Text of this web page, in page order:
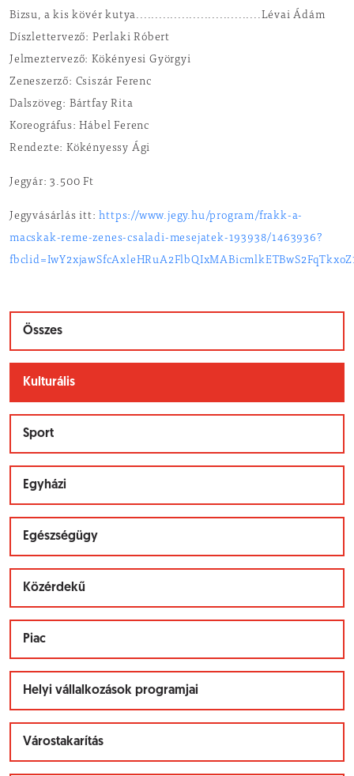
Bizsu, a kis kövér kutya.................................Lévai Ádám
Díszlettervező: Perlaki Róbert
Jelmeztervező: Kökényesi Györgyi
Zeneszerző: Csiszár Ferenc
Dalszöveg: Bártfay Rita
Koreográfus: Hábel Ferenc
Rendezte: Kökényessy Ági
Jegyár: 3.500 Ft
Jegyvásárlás itt:https://www.jegy.hu/program/frakk-a-
macskak-reme-zenes-csaladi-mesejatek-193938/1463936?
Összes
Kulturális
Sport
Egyházi
Egészségügy
Közérdekű
Piac
Helyi vállalkozások programjai
Várostakarítás